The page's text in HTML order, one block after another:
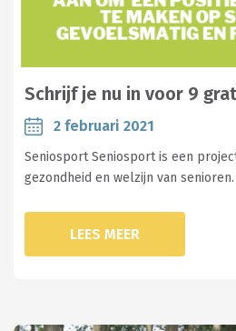
Schrijf je nu in voor 9
2 februari 2021
Seniosport Seniosport is een
gezondheid en welzijn van
LEES MEER